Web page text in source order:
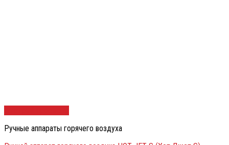
Ручные аппараты горячего воздуха